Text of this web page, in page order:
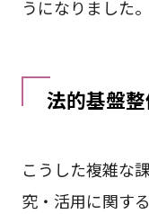
うになりました。
法的基盤
こうした複雑な
究・活用に関す